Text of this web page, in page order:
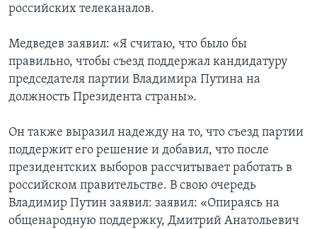
российских телеканалов.
Медведев заявил: «Я считаю, что было бы
правильно, чтобы съезд поддержал кандидатуру
председателя партии Владимира Путина на
должность Президента страны».
Он также выразил надежду на то, что съезд партии
поддержит его решение и добавил, что после
президентских выборов рассчитывает работать в
российском правительстве. В свою очередь
Владимир Путин заявил: заявил: «Опираясь на
общенародную поддержку, Дмитрий Анатольевич